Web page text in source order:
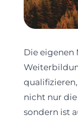
Die
nicht nur
sondern ist